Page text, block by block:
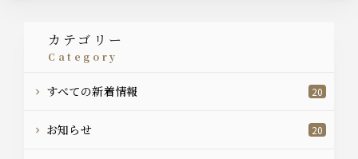
カテゴリー
category
すべての新着情報 20
お知らせ 20